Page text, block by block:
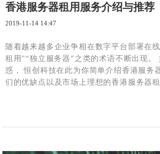
香港服务器租用服务介绍与推荐
2019-11-14 14:47
随着越来越多企业争相在数字平台部署在
租用”“独立服务器”之类的术语不断出现。
惑， 恒创科技在此为你简单介绍香港服务
们的优缺点以及市场上理想的香港服务器租